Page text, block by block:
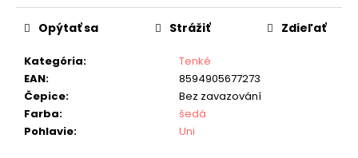
Jednotková
cena:
Kategória:
Tenké
EAN:
8594905677273
Čepice:
Bez zavazování
Farba:
šedá
Pohlavie: Uni
Opýtať sa Strážiť Zdieľať